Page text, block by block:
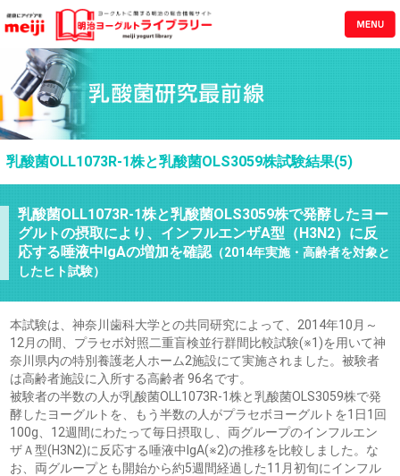
乳酸菌OLL1073R-1株と乳酸菌OLS3059株試験結果(5)
乳酸菌OLL1073R-1株と乳酸菌OLS3059株で発酵したヨー
グルトの摂取により、インフルエンザA型（H3N2）に反
応する唾液中IgAの増加を確認 （2014年実施・高齢者を対象と
したヒト試験）
本試験は、神奈川歯科大学との共同研究によって、2014年10月～
12月の間、プラセボ対照二重盲検並行群間比較試験(※1)を用いて神
奈川県内の特別養護老人ホーム2施設にて実施されました。被験者
は高齢者施設に入所する高齢者 96名です。
被験者の半数の人が乳酸菌OLL1073R-1株と乳酸菌OLS3059株で発
酵したヨーグルトを、もう半数の人がプラセボヨーグルトを1日1回
100g、12週間にわたって毎日摂取し、両グループのインフルエン
ザＡ型(H3N2)に反応する唾液中IgA(※2)の推移を比較しました。な
お、両グループとも開始から約5週間経過した11月初旬にインフル